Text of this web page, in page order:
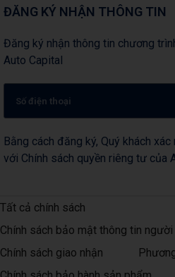
ĐĂNG KÝ NHẬN THÔNG TIN
Đăng ký nhận thông tin chương
Auto Capital
Bằng cách đăng ký, Quý khách
với Chính sách quyền riêng tư của
Tất cả chính sách
Chính sách bảo mật thông tin người
Chính sách giao nhận